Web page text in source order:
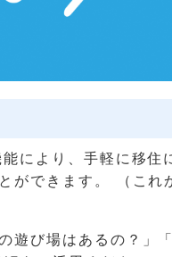
により、手軽に移住
ができます。 （これ
遊び場はあるの？」